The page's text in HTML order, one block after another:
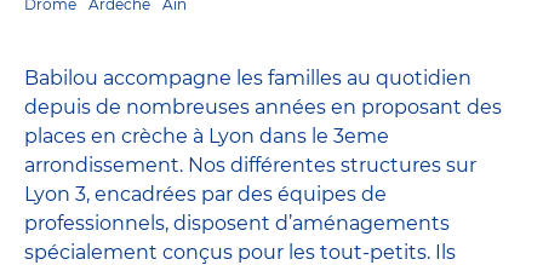
Drôme
Ardèche Ain
Babilou accompagne les familles au quotidien
depuis de nombreuses années en proposant des
places en crèche à Lyon dans le 3eme
arrondissement. Nos différentes structures sur
Lyon 3, encadrées par des équipes de
professionnels, disposent d’aménagements
spécialement conçus pour les tout-petits. Ils